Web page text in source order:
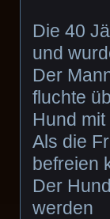
Die 40
und
Der
fluchte
Hund
Als die
befreien
Der
werden